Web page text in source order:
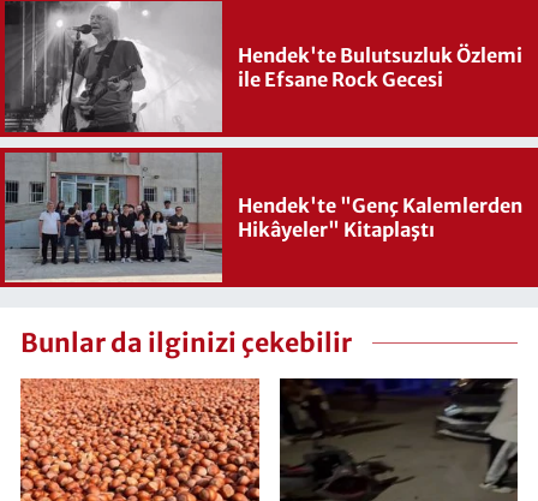
Hendek'te Bulutsuzluk Özlemi
ile Efsane Rock Gecesi
Hendek'te "Genç Kalemlerden
Hikâyeler" Kitaplaştı
Bunlar da ilginizi çekebilir